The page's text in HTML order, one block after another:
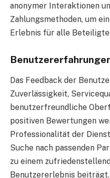
anonymer Interaktionen
Zahlungsmethoden, um
Erlebnis für alle
Das Feedback der
Zuverlässigkeit,
benutzerfreundliche
positiven Bewertungen
Professionalität der
Suche nach passenden
zu einem
Benutzererlebnis beiträgt.